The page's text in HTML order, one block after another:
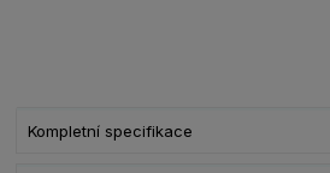
Kompletní specifikace